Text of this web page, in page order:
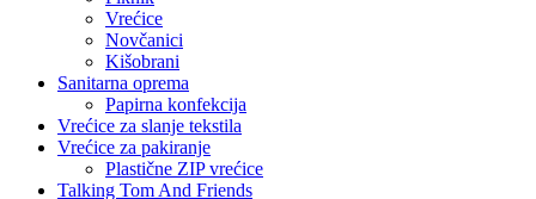
Vrećice
Novčanici
Kišobrani
Sanitarna oprema
Papirna konfekcija
Vrećice za slanje tekstila
Vrećice za pakiranje
Plastične ZIP vrećice
Talking Tom And Friends